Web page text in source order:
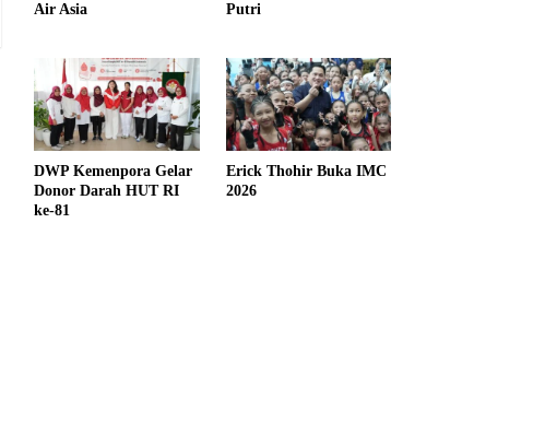
Air Asia
Putri
DWP Kemenpora Gelar
Donor Darah HUT RI
ke-81
Erick Thohir Buka IMC
2026